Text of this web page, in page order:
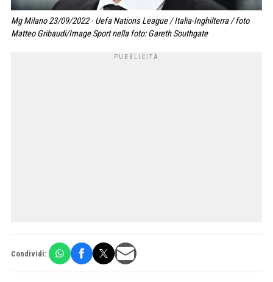
Mg Milano 23/09/2022 - Uefa Nations League / Italia-Inghilterra / foto
Matteo Gribaudi/Image Sport nella foto: Gareth Southgate
Condividi: